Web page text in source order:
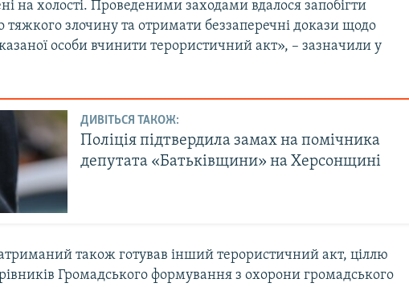
на холості. Проведеними заходами вдалося запобігти
злочину та отримати беззаперечні докази щодо
особи вчинити терористичний акт», – зазначили у
ДИВІТЬСЯ ТАКОЖ:
Поліція підтвердила замах на помічника
депутата «Батьківщини» на Херсонщині
також готував інший терористичний акт, ціллю
Громадського формування з охорони громадського